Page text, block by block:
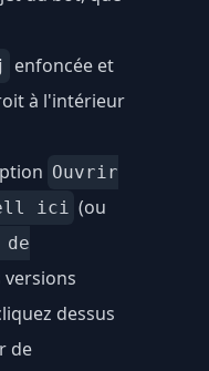
enfoncée et
à l'intérieur
Ouvrir
ici (ou
versions
dessus
de